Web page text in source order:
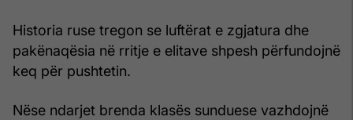
Historia ruse tregon se luftërat e zgjatura dhe
pakënaqësia në rritje e elitave shpesh përfundojnë
keq për pushtetin.
Nëse ndarjet brenda klasës sunduese vazhdojnë